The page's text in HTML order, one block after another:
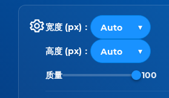
宽度 (px)：
高度 (px)：
质量 100